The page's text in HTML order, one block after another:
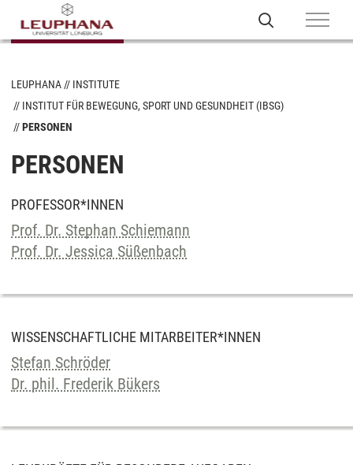
LEUPHANA
INSTITUTE
INSTITUT FÜR BEWEGUNG, SPORT UND GESUNDHEIT (IBSG)
PERSONEN
PERSONEN
PROFESSOR*INNEN
Prof. Dr. Stephan Schiemann
Prof. Dr. Jessica Süßenbach
WISSENSCHAFTLICHE MITARBEITER*INNEN
Stefan Schröder
Dr. phil. Frederik Bükers